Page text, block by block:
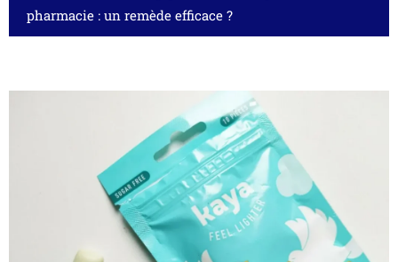
pharmacie : un remède efficace ?